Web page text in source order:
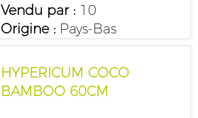
Vendu par :10
Origine :Pays-Bas
HYPERICUM COCO
BAMBOO 60CM